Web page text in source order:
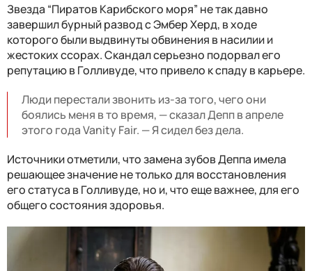
Звезда “Пиратов Карибского моря” не так давно
завершил бурный развод с Эмбер Херд, в ходе
которого были выдвинуты обвинения в насилии и
жестоких ссорах. Скандал серьезно подорвал его
репутацию в Голливуде, что привело к спаду в карьере.
Люди перестали звонить из-за того, чего они
боялись меня в то время, — сказал Депп в апреле
этого года Vanity Fair. — Я сидел без дела.
Источники отметили, что замена зубов Деппа имела
решающее значение не только для восстановления
его статуса в Голливуде, но и, что еще важнее, для его
общего состояния здоровья.